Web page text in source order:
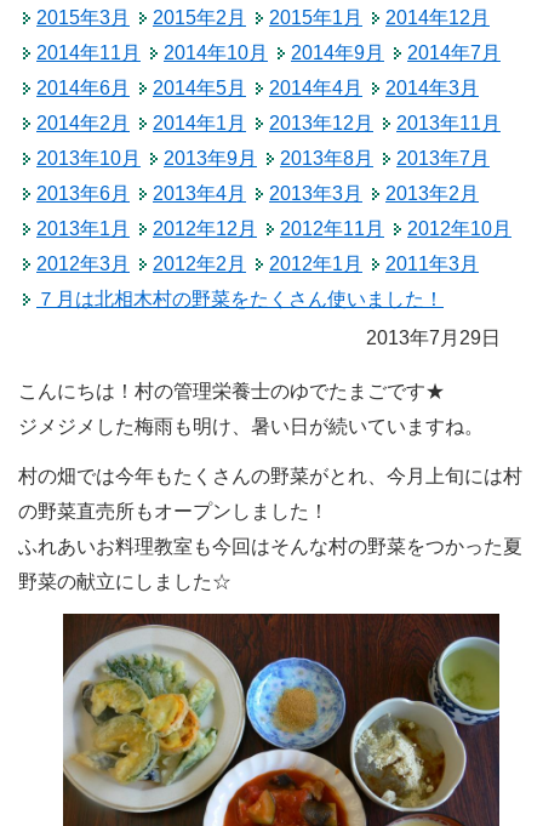
2015年3月
2015年2月 2015年1月
2014年12月
2014年11月
2014年10月 2014年9月
2014年7月
2014年6月
2014年5月 2014年4月
2014年3月
2014年2月
2014年1月 2013年12月
2013年11月
2013年10月
2013年9月 2013年8月
2013年7月
2013年6月
2013年4月 2013年3月
2013年2月
2013年1月
2012年12月 2012年11月
2012年10月
2012年3月
2012年2月 2012年1月
2011年3月
７月は北相木村の野菜をたくさん使いました！
2013年7月29日
こんにちは！村の管理栄養士のゆでたまごです★
ジメジメした梅雨も明け、暑い日が続いていますね。
村の畑では今年もたくさんの野菜がとれ、今月上旬には村
の野菜直売所もオープンしました！
ふれあいお料理教室も今回はそんな村の野菜をつかった夏
野菜の献立にしました☆